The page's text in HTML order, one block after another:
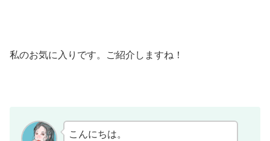
私のお気に入りです。ご紹介しますね！
こんにちは。